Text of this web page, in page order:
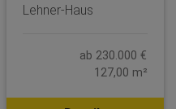
Lehner-Haus
ab 230.000 €
127,00 m²